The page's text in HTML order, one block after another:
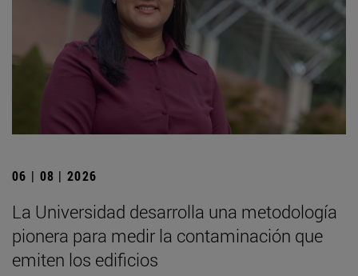
06 | 08 | 2026
La Universidad desarrolla una metodología
pionera para medir la contaminación que
emiten los edificios